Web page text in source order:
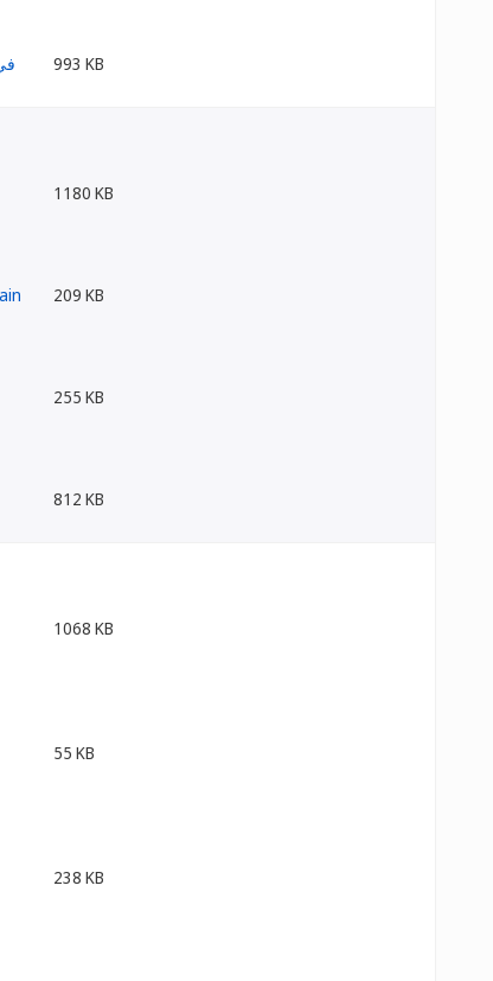
993 KB
1180 KB
209 KB
255 KB
812 KB
1068 KB
55 KB
238 KB